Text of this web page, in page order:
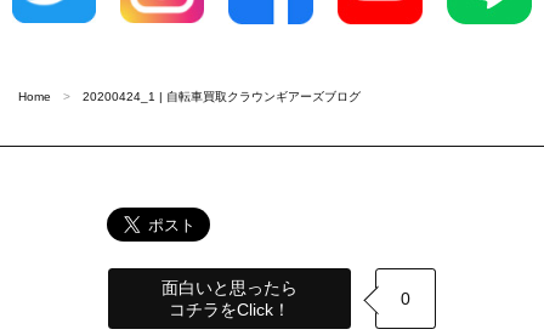
Home 20200424_1 | 自転車買取クラウンギアーズブログ
面白いと思ったら
コチラをClick！
0